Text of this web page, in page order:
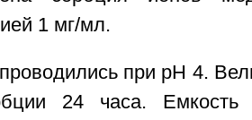
1 мг/мл.
при рН 4.
24 часа.